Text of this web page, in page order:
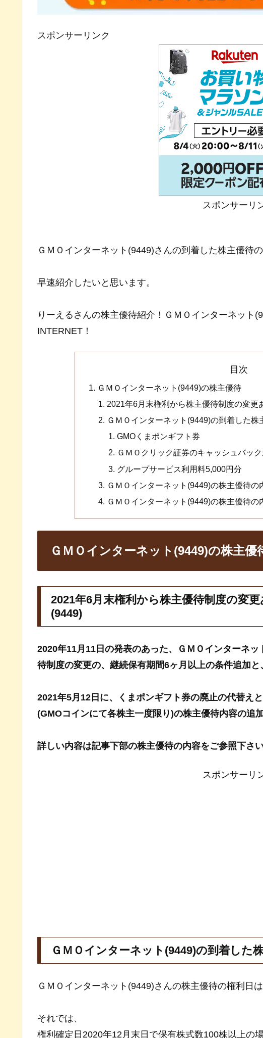
スポンサーリンク
スポンサーリ
ＧＭＯインターネット(9449)さんの到着した株主優待
早速紹介したいと思います。
りーえるさんの株主優待紹介！ＧＭＯインターネット
INTERNET！
目次
ＧＭＯインターネット(9449)の株主優待
2021年6月末権利から株主優待制度の変
ＧＭＯインターネット(9449)の到着した株
GMOくまポンギフト券
ＧＭＯクリック証券のキャッシュバッ
グループサービス利用料5,000円分
ＧＭＯインターネット(9449)の株主優待
ＧＭＯインターネット(9449)の株主優待
ＧＭＯインターネット(9449)の株主優
2021年6月末権利から株主優待制度の変
(9449)
2020年11月11日の発表のあった、ＧＭＯインターネ
待制度の変更の、継続保有期間6ヶ月以上の条件追加と
2021年5月12日に、くまポンギフト券の廃止の代替え
(GMOコインにて各株主一度限り)の株主優待内容の追
詳しい内容は記事下部の株主優待の内容をご参照下さい
スポンサーリ
ＧＭＯインターネット(9449)の到着した
ＧＭＯインターネット(9449)さんの株主優待の権利日
それでは、
権利確定日2020年12月末日で保有株式数100株以上の